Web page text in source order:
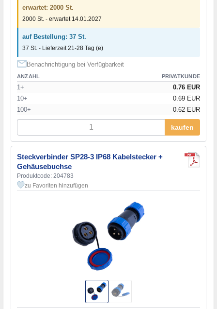
erwartet: 2000 St.
2000 St. - erwartet 14.01.2027
auf Bestellung: 37 St.
37 St. - Lieferzeit 21-28 Tag (e)
Benachrichtigung bei Verfügbarkeit
ANZAHL PRIVATKUNDE
1+
0.76 EUR
10+
0.69 EUR
100+
0.62 EUR
kaufen
Steckverbinder SP28-3 IP68 Kabelstecker +
Gehäusebuchse
Produktcode: 204783
zu Favoriten hinzufügen